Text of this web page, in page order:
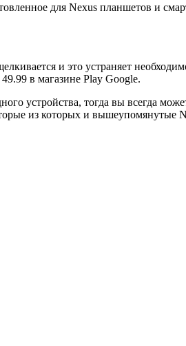
для Nexus планшетов и
и это устраняет
в магазине Play Google.
устройства, тогда вы всегда
из которых и вышеупомянутые